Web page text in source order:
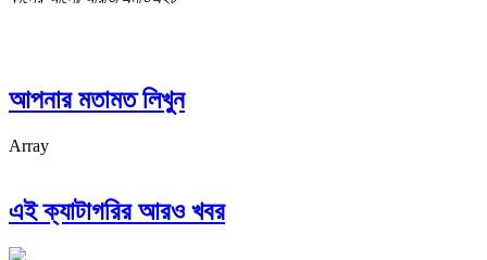
আপনার মতামত লিখুন
Array
এই ক্যাটাগরির আরও খবর